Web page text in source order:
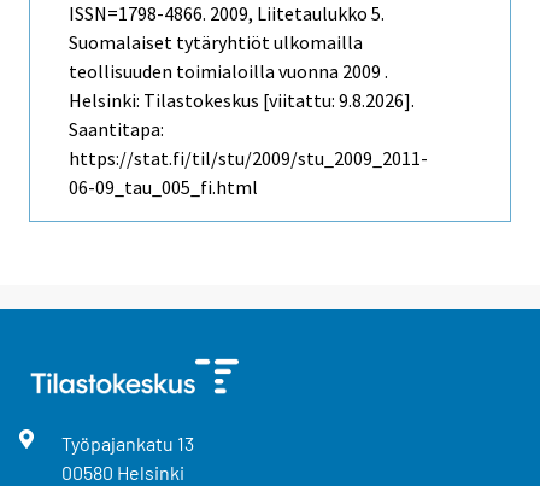
ISSN=1798-4866. 2009, Liitetaulukko 5.
Suomalaiset tytäryhtiöt ulkomailla
teollisuuden toimialoilla vuonna 2009 .
Helsinki: Tilastokeskus [viitattu: 9.8.2026].
Saantitapa:
https://stat.fi/til/stu/2009/stu_2009_2011-
06-09_tau_005_fi.html
Työpajankatu 13
00580 Helsinki